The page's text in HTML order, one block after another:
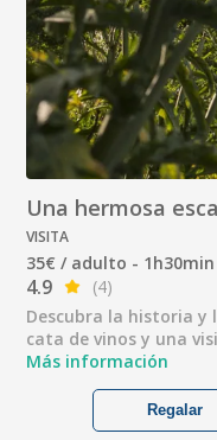
Una hermosa
VISITA
35€ / adulto -
4.9
(4)
Descubra la historia y
cata de vinos y una
Más información
Regalar